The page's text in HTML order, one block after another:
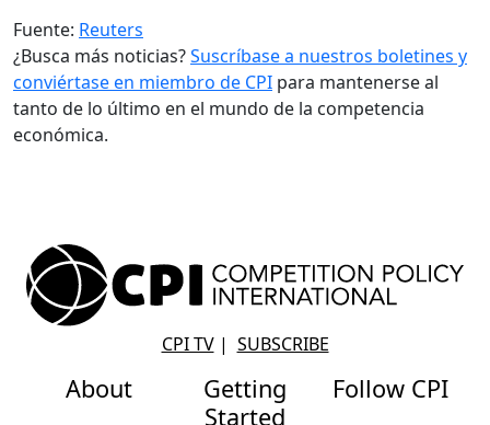
Fuente: Reuters
¿Busca más noticias?Suscríbase a nuestros boletines y
conviértase en miembro de CPI para mantenerse al
tanto de lo último en el mundo de la competencia
económica.
CPI TV| SUBSCRIBE
About
Getting
Started
Follow CPI